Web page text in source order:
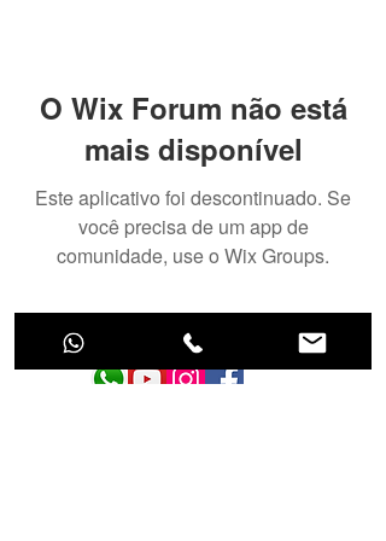
O Wix Forum não está
mais disponível
Este aplicativo foi descontinuado. Se
você precisa de um app de
comunidade, use o Wix Groups.
Tecnologia para cuidar do seu aquário!